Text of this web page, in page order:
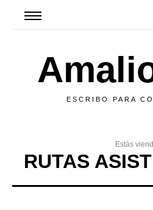
ESCRIBO PARA
Estás
RUTAS